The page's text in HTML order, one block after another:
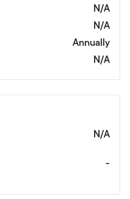
N/A
N/A
Annually
N/A
N/A
-